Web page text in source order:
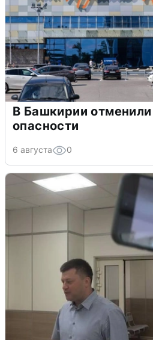
В Башкирии
опасности
6 августа 0